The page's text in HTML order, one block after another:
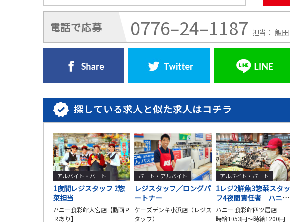
電話で応募 0776‒24‒1187 担当： 飯田
探している求人と似た求人はコチラ
アルバイト・パート
1夜間レジスタッフ 2惣
菜担当
ハニー食彩館大宮店【動画Ｐ
Ｒあり】
パート・アルバイト
レジスタッフ／ロングパ
ートナー
ケーズデンキ小浜店（レジス
タッフ）
アルバイト・パート
1レジ2鮮魚3惣菜スタッ
フ4夜間責任者 ハニー
食彩館
ハニー 食彩館四ツ居店
時給1053円～時給1200円